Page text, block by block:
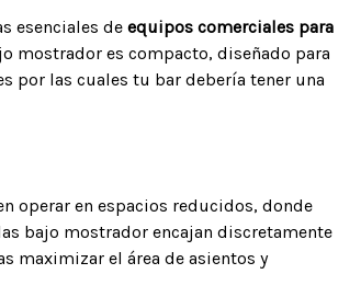
esenciales de equipos comerciales para
mostrador es compacto, diseñado para
por las cuales tu bar debería tener una
operar en espacios reducidos, donde
bajo mostrador encajan discretamente
maximizar el área de asientos y